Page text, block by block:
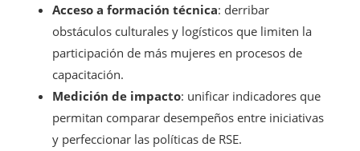
Acceso a formación técnica: derribar
obstáculos culturales y logísticos que limiten la
participación de más mujeres en procesos de
capacitación.
Medición de impacto: unificar indicadores que
permitan comparar desempeños entre iniciativas
y perfeccionar las políticas de RSE.